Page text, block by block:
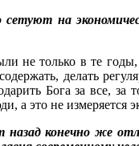
на
не только в те
делать
Бога за все,
а это не измеряется
конечно же